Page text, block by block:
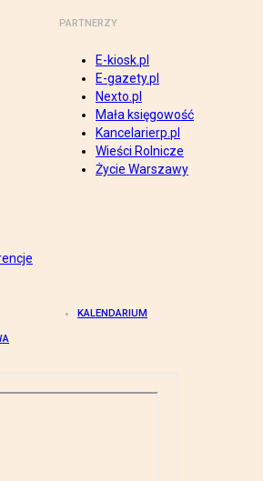
PARTNERZY
E-kiosk.pl
E-gazety.pl
Nexto.pl
Mała księgowość
Kancelarierp.pl
Wieści Rolnicze
Życie Warszawy
KALENDARIUM